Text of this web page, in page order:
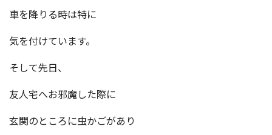
車を降りる時は特に
気を付けています。
そして先日、
友人宅へお邪魔した際に
玄関のところに虫かごがあり